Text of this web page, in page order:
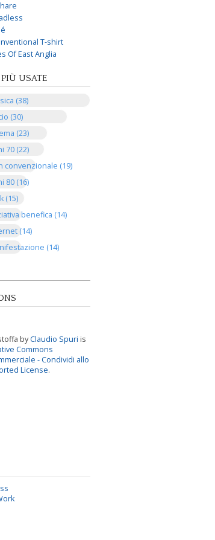
T-shirt
Of East Anglia
USATE
(38)
(30)
(23)
70 (22)
convenzionale (19)
80 (16)
(15)
benefica (14)
(14)
(14)
byClaudio Spuri is
Commons
- Condividi allo
License.